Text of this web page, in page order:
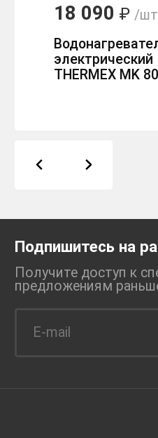
18 090 ₽ /
электрический
THERMEX MK
Подпишитесь на
Получите доступ к
предложениям